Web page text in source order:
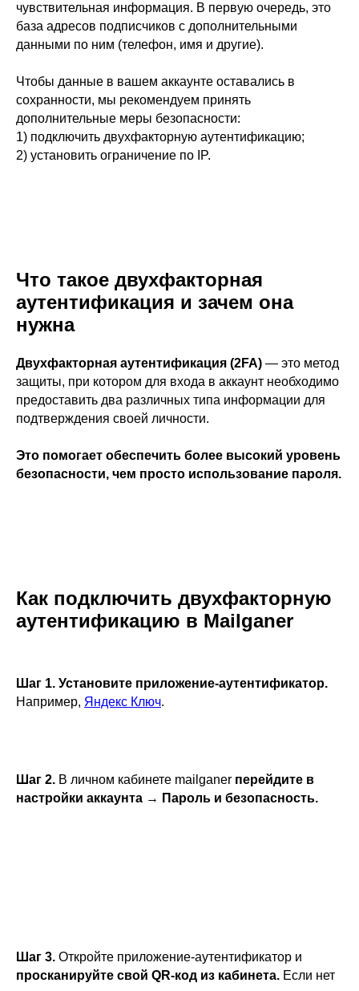
чувствительная информация. В первую очередь, это
база адресов подписчиков с дополнительными
данными по ним (телефон, имя и другие).
Чтобы данные в вашем аккаунте оставались в
сохранности, мы рекомендуем принять
дополнительные меры безопасности:
1) подключить двухфакторную аутентификацию;
2) установить ограничение по IP.
Что такое двухфакторная
аутентификация и зачем она
нужна
Двухфакторная аутентификация (2FA) — это метод
защиты, при котором для входа в аккаунт необходимо
предоставить два различных типа информации для
подтверждения своей личности.
Это помогает обеспечить более высокий уровень
безопасности, чем просто использование пароля.
Как подключить двухфакторную
аутентификацию в Mailganer
Шаг 1. Установите приложение-аутентификатор.
Например, Яндекс Ключ.
Шаг 2. В личном кабинете mailganer перейдите в
настройки аккаунта → Пароль и безопасность.
Шаг 3. Откройте приложение-аутентификатор и
просканируйте свой QR-код из кабинета. Если нет